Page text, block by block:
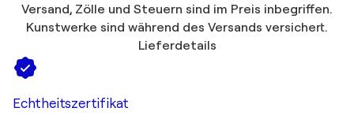
Versand, Zölle und Steuern sind im Preis inbegriffen.
Kunstwerke sind während des Versands versichert.
Lieferdetails
Echtheitszertifikat